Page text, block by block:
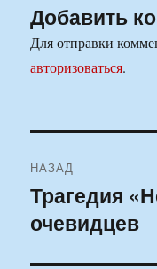
Добавить
Для отправки
авторизоваться.
по
записям
НАЗАД
Предыдущая
запись:
Трагедия
очевидцев